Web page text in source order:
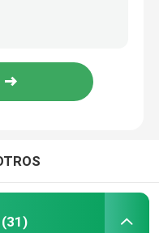
la barra
(31)